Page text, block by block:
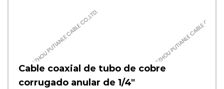
Cable coaxial de tubo de cobre
corrugado anular de 1/4"